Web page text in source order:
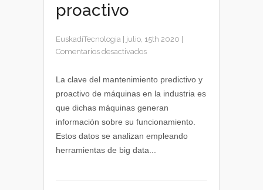
proactivo
EuskadiTecnologia julio, 15th 2020
Comentarios desactivadosen
4.0
en
la
industria:
mantenimiento
La clave del mantenimiento predictivo y
proactivo de máquinas en la industria es
que dichas máquinas generan
información sobre su funcionamiento.
Estos datos se analizan empleando
herramientas de big data...